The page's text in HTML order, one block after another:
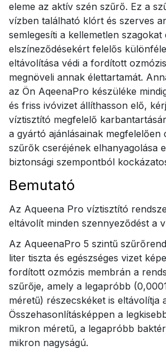
eleme az aktív szén szűrő. Ez a
vízben található klórt és szerves
semlegesíti a kellemetlen szagokat
elszíneződésekért felelős
eltávolítása védi a fordított
megnöveli annak élettartamát.
az Ön AqeenaPro készüléke
és friss ivóvizet állíthasson elő,
víztisztító megfelelő
a gyártó ajánlásainak megfelelően
szűrők cseréjének elhanyagolása
biztonsági szempontból
Bemutató
Az Aqueena Pro víztisztító
eltávolít minden szennyeződést a
Az AqueenaPro 5 szintű
liter tiszta és egészséges vizet
fordított ozmózis membrán a
szűrője, amely a legapróbb
méretű) részecskéket is eltávolítja
Összehasonlításképpen a
mikron méretű, a legapróbb
mikron nagyságú.